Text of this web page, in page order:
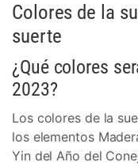
Colores de la
suerte
¿Qué colores
2023?
Los colores de la
los elementos
Yin del Año del